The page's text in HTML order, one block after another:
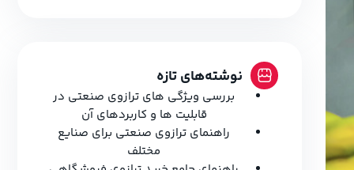
نوشته‌های تازه
بررسی ویژگی های ترازوی صنعتی در
قابلیت ها و کاربردهای آن
راهنمای ترازوی صنعتی برای صنایع
مختلف